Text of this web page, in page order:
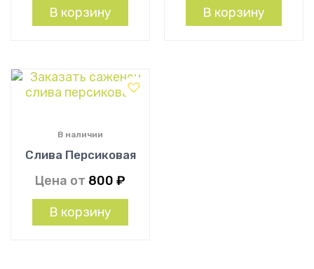
В корзину В корзину
Слива Персиковая
В наличии
Цена от 800 ₽
В корзину